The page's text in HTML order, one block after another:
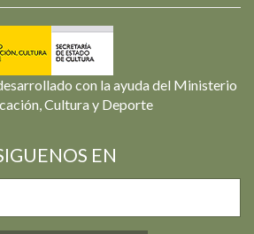
con la ayuda del Ministerio
Cultura y Deporte
EN